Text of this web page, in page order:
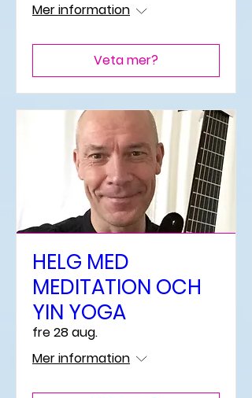
Mer information
Veta mer?
HELG MED
MEDITATION OCH
YIN YOGA
fre 28 aug.
Mer information